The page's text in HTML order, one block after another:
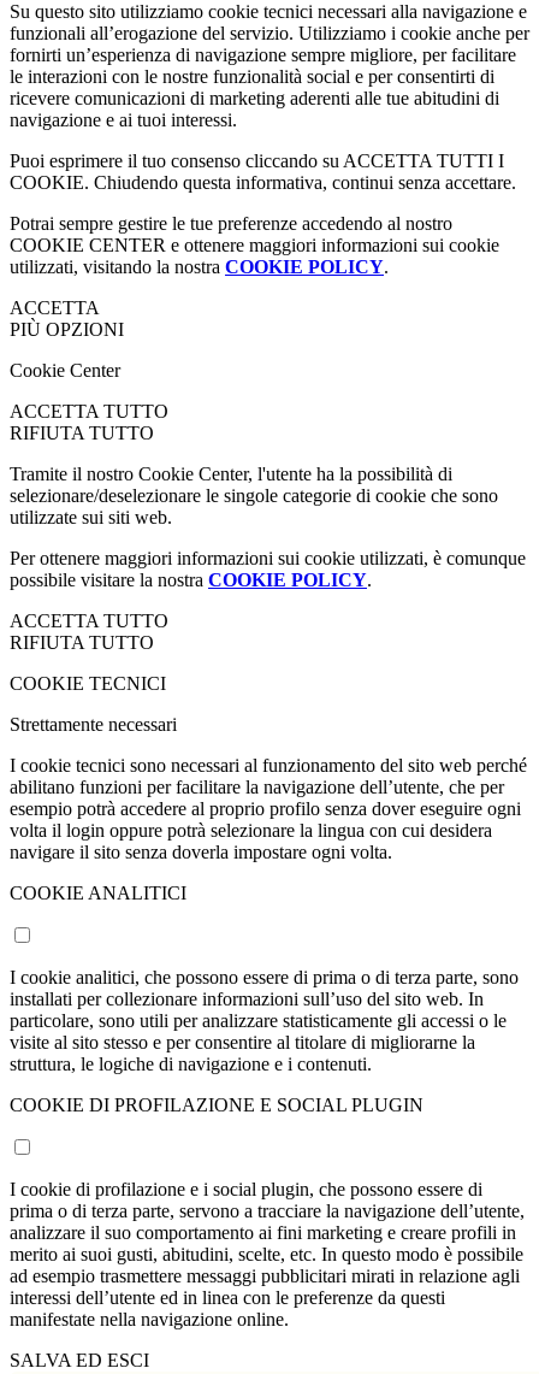
Su questo sito utilizziamo cookie tecnici necessari alla navigazione e
funzionali all’erogazione del servizio. Utilizziamo i cookie anche per
fornirti un’esperienza di navigazione sempre migliore, per facilitare
le interazioni con le nostre funzionalità social e per consentirti di
ricevere comunicazioni di marketing aderenti alle tue abitudini di
navigazione e ai tuoi interessi.
Puoi esprimere il tuo consenso cliccando su ACCETTA TUTTI I
COOKIE. Chiudendo questa informativa, continui senza accettare.
Potrai sempre gestire le tue preferenze accedendo al nostro
COOKIE CENTER e ottenere maggiori informazioni sui cookie
utilizzati, visitando la nostra COOKIE POLICY.
ACCETTA
PIÙ OPZIONI
Cookie Center
ACCETTA TUTTO
RIFIUTA TUTTO
Tramite il nostro Cookie Center, l'utente ha la possibilità di
selezionare/deselezionare le singole categorie di cookie che sono
utilizzate sui siti web.
Per ottenere maggiori informazioni sui cookie utilizzati, è comunque
possibile visitare la nostra COOKIE POLICY.
ACCETTA TUTTO
RIFIUTA TUTTO
COOKIE TECNICI
Strettamente necessari
I cookie tecnici sono necessari al funzionamento del sito web perché
abilitano funzioni per facilitare la navigazione dell’utente, che per
esempio potrà accedere al proprio profilo senza dover eseguire ogni
volta il login oppure potrà selezionare la lingua con cui desidera
navigare il sito senza doverla impostare ogni volta.
COOKIE ANALITICI
I cookie analitici, che possono essere di prima o di terza parte, sono
installati per collezionare informazioni sull’uso del sito web. In
particolare, sono utili per analizzare statisticamente gli accessi o le
visite al sito stesso e per consentire al titolare di migliorarne la
struttura, le logiche di navigazione e i contenuti.
COOKIE DI PROFILAZIONE E SOCIAL PLUGIN
I cookie di profilazione e i social plugin, che possono essere di
prima o di terza parte, servono a tracciare la navigazione dell’utente,
analizzare il suo comportamento ai fini marketing e creare profili in
merito ai suoi gusti, abitudini, scelte, etc. In questo modo è possibile
ad esempio trasmettere messaggi pubblicitari mirati in relazione agli
interessi dell’utente ed in linea con le preferenze da questi
manifestate nella navigazione online.
SALVA ED ESCI